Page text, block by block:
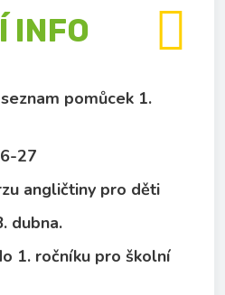
INFO
pomůcek 1.
27
angličtiny pro děti
dubna.
1. ročníku pro školní
